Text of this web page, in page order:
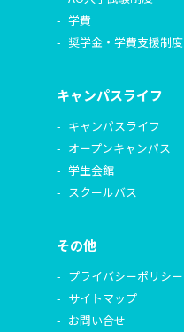
学費
奨学金・学費支援制度
キャンパスライフ
キャンパスライフ
オープンキャンパス
学生会館
スクールバス
その他
プライバシーポリシー
サイトマップ
お問い合せ